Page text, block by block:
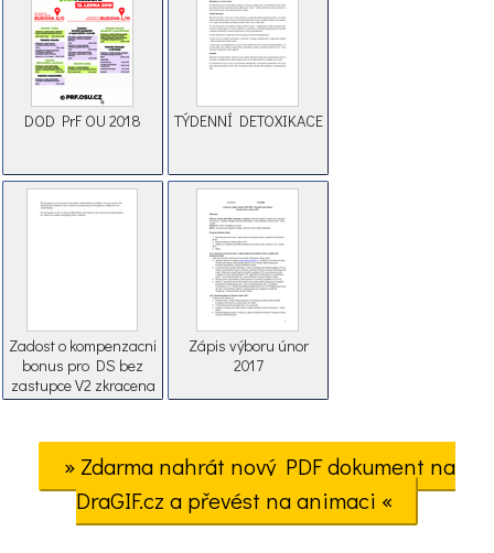
DOD PrF OU 2018 TÝDENNÍ DETOXIKACE
Zadost o kompenzacni
bonus pro DS bez
zastupce V2 zkracena
Zápis výboru únor
2017
» Zdarma nahrát nový PDF dokument na
DraGIF.cz a převést na animaci «